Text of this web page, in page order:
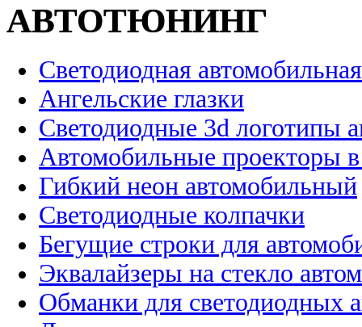
АВТОТЮНИНГ
Светодиодная
Ангельские глазки
Светодиодные 3d логотипы
Автомобильные проекторы
Гибкий неон автомобильный
Светодиодные колпачки
Бегущие строки для
Эквалайзеры на стекло
Обманки для светодиодных